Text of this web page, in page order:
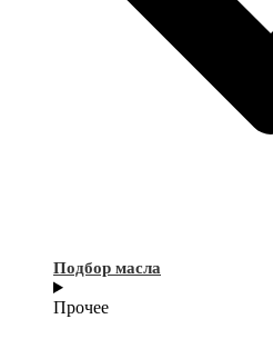
Подбор масла
Прочее